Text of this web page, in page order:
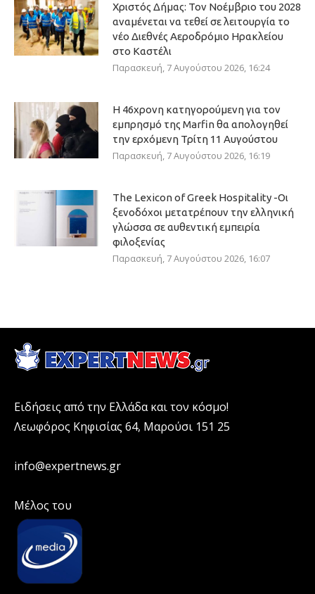
Χριστός Δήμας: Τον Νοέμβριο του 2028
αναμένεται να τεθεί σε λειτουργία το
νέο Διεθνές Αεροδρόμιο Ηρακλείου
στο Καστέλι
Παρασκευή, 7 Αυγούστου 2026, 16:24
Η 46χρονη κατηγορούμενη για τον
εμπρησμό της Marfin θα απολογηθεί
την ερχόμενη Τρίτη 11 Αυγούστου
Παρασκευή, 7 Αυγούστου 2026, 16:19
The Lexicon of Greek Hospitality -Οι
ξενοδόχοι μετατρέπουν την ελληνική
γλώσσα σε αυθεντική εμπειρία
φιλοξενίας
Παρασκευή, 7 Αυγούστου 2026, 16:07
Ειδήσεις από την Ελλάδα και τον κόσμο!
Λεωφόρος Κηφισίας 64, Μαρούσι 151 25
info@expertnews.gr
Μέλος του